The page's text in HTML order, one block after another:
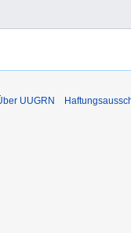
UUGRN